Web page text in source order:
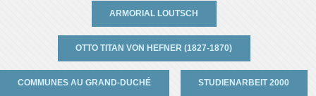
ARMORIAL LOUTSCH
OTTO TITAN VON HEFNER (1827-1870)
COMMUNES AU GRAND-DUCHÉ STUDIENARBEIT 2000